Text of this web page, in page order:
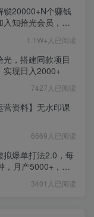
锁20000+N个赚钱
入知拾光会员，全
1.1W+人已阅读
光，搭建同款项目
实现日入2000+
7427人已阅读
营资料】无水印课
6669人已阅读
拟爆单打法2.0，每
，月产5000+，从0
3401人已阅读